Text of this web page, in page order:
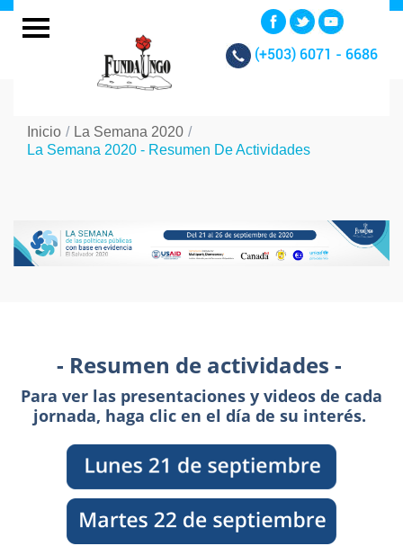
(+503) 6071 - 6686
Inicio / La Semana 2020 /
La Semana 2020 - Resumen De Actividades
- Resumen de actividades -
Para ver las presentaciones y videos de cada
jornada, haga clic en el día de su interés.